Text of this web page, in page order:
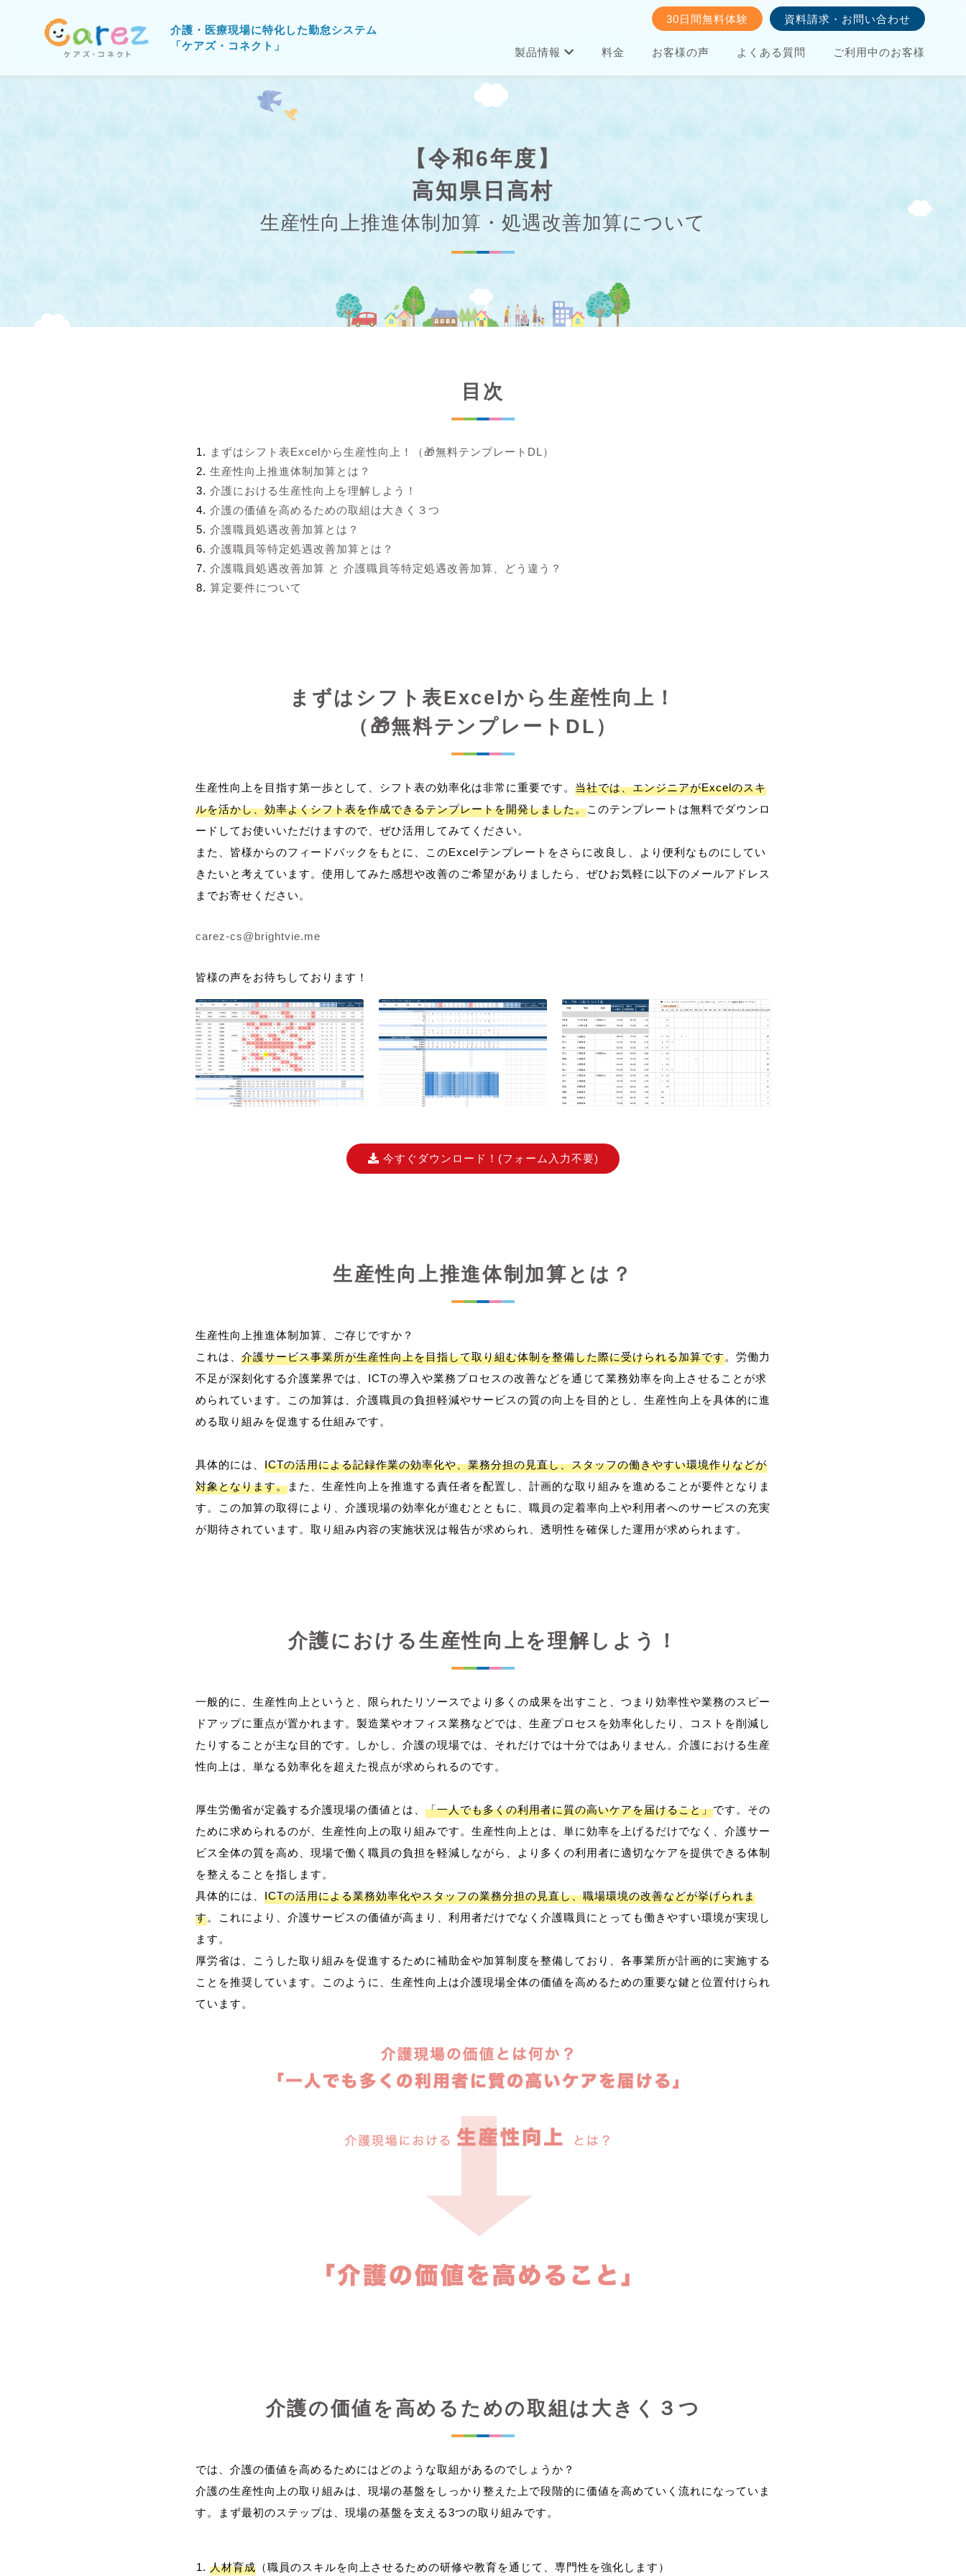
介護・医療現場に特化した勤怠システム
「ケアズ・コネクト」
製品情報 料金 お客様の声 よくある質問 ご利用中のお客様
30日間無料体験 資料請求・お問い合わせ
【令和6年度】
高知県日高村
生産性向上推進体制加算・処遇改善加算について
目次
まずはシフト表Excelから生産性向上！（🎁無料テンプレートDL）
生産性向上推進体制加算とは？
介護における生産性向上を理解しよう！
介護の価値を高めるための取組は大きく３つ
介護職員処遇改善加算とは？
介護職員等特定処遇改善加算とは？
介護職員処遇改善加算 と 介護職員等特定処遇改善加算、どう違う？
算定要件について
まずはシフト表Excelから生産性向上！
（🎁無料テンプレートDL）
生産性向上を目指す第一歩として、シフト表の効率化は非常に重要です。 当社では、エンジニアがExcelのスキ
ルを活かし、効率よくシフト表を作成できるテンプレートを開発しました。このテンプレートは無料でダウンロ
ードしてお使いいただけますので、ぜひ活用してみてください。
また、皆様からのフィードバックをもとに、このExcelテンプレートをさらに改良し、より便利なものにしてい
きたいと考えています。使用してみた感想や改善のご希望がありましたら、ぜひお気軽に以下のメールアドレス
までお寄せください。
carez-cs@brightvie.me
皆様の声をお待ちしております！
今すぐダウンロード！ (フォーム入力不要)
生産性向上推進体制加算とは？
生産性向上推進体制加算、ご存じですか？
これは、 介護サービス事業所が生産性向上を目指して取り組む体制を整備した際に受けられる加算です。労働力
不足が深刻化する介護業界では、ICTの導入や業務プロセスの改善などを通じて業務効率を向上させることが求
められています。この加算は、介護職員の負担軽減やサービスの質の向上を目的とし、生産性向上を具体的に進
める取り組みを促進する仕組みです。
具体的には、 ICTの活用による記録作業の効率化や、業務分担の見直し、スタッフの働きやすい環境作りなどが
対象となります。また、生産性向上を推進する責任者を配置し、計画的な取り組みを進めることが要件となりま
す。この加算の取得により、介護現場の効率化が進むとともに、職員の定着率向上や利用者へのサービスの充実
介護における生産性向上を理解しよう！
一般的に、生産性向上というと、限られたリソースでより多くの成果を出すこと、つまり効率性や業務のスピー
ドアップに重点が置かれます。製造業やオフィス業務などでは、生産プロセスを効率化したり、コストを削減し
たりすることが主な目的です。しかし、介護の現場では、それだけでは十分ではありません。介護における生産
性向上は、単なる効率化を超えた視点が求められるのです。
厚生労働省が定義する介護現場の価値とは、 「一人でも多くの利用者に質の高いケアを届けること」です。その
ために求められるのが、生産性向上の取り組みです。生産性向上とは、単に効率を上げるだけでなく、介護サー
ビス全体の質を高め、現場で働く職員の負担を軽減しながら、より多くの利用者に適切なケアを提供できる体制
を整えることを指します。
具体的には、 ICTの活用による業務効率化やスタッフの業務分担の見直し、職場環境の改善などが挙げられま
す。これにより、介護サービスの価値が高まり、利用者だけでなく介護職員にとっても働きやすい環境が実現し
ます。
厚労省は、こうした取り組みを促進するために補助金や加算制度を整備しており、各事業所が計画的に実施する
ことを推奨しています。このように、生産性向上は介護現場全体の価値を高めるための重要な鍵と位置付けられ
介護の価値を高めるための取組は大きく３つ
では、介護の価値を高めるためにはどのような取組があるのでしょうか？
介護の生産性向上の取り組みは、現場の基盤をしっかり整えた上で段階的に価値を高めていく流れになっていま
人材育成 （職員のスキルを向上させるための研修や教育を通じて、専門性を強化します）